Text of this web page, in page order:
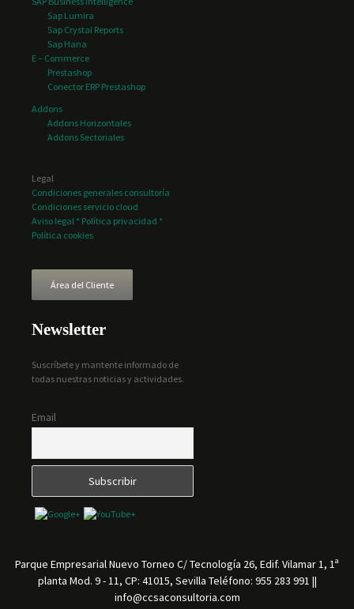
Sap Lumira
Sap Crystal Reports
Sap Hana
E – Commerce
Prestashop
Conector ERP Prestashop
Addons
Addons Horizontales
Addons Sectoriales
Legal
Condiciones generales consultoría
Condiciones servicio cloud
Aviso legal * Política privacidad *
Política cookies
Área del Cliente
Newsletter
Suscríbete y mantente informado de
todas nuestras noticias y actividades.
Email
Parque Empresarial Nuevo Torneo C/ Tecnología 26, Edif. Vilamar 1, 1ª
planta Mod. 9 - 11, CP: 41015, Sevilla Teléfono: 955 283 991 ||
info@ccsaconsultoria.com